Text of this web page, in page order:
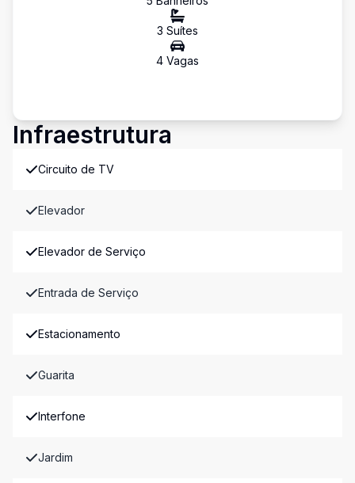
3 Suítes
4 Vagas
Infraestrutura
Circuito de TV
Elevador
Elevador de Serviço
Entrada de Serviço
Estacionamento
Guarita
Interfone
Jardim